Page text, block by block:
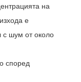
на
е
с шум от около
според